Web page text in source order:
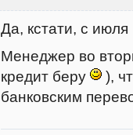
Да, кстати, с
Менеджер во
кредит беру
),
банковским